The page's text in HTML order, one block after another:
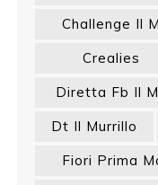
Challenge Il
Crealies
Diretta Fb Il
Dt Il Murrillo
Fiori Prima